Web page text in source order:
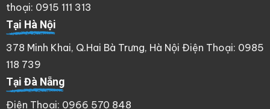
thoại: 0915 111 313
Tại Hà Nội
378 Minh Khai, Q.Hai Bà Trưng, Hà Nội Điện Thoại: 0985
118 739
Tại Đà Nẵng
Điện Thoại: 0966 570 848